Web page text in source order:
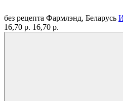
без рецепта Фармлэнд, Беларусь
16,70 р. 16,70 р.